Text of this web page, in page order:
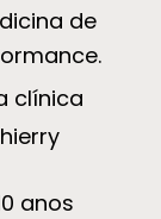
de
clínica
anos